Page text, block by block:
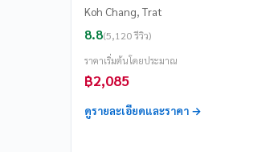
Koh Chang, Trat
8.8(5,120 รีวิว)
ราคาเริ่มต้นโดยประมาณ
฿2,085
ดูรายละเอียดและราคา →